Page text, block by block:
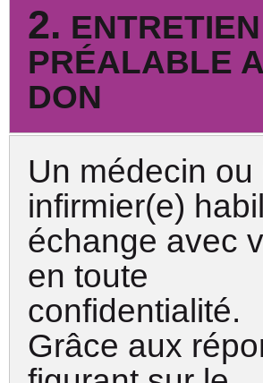
2. ENTRETIEN
PRÉALABLE
DON
Un médecin ou
infirmier(e)
échange avec
en toute
confidentialité.
Grâce aux